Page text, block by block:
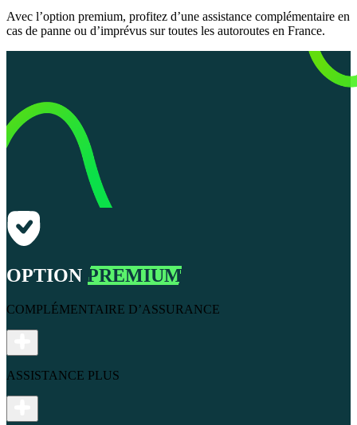
Avec l’option premium, profitez d’une assistance complémentaire en
cas de panne ou d’imprévus sur toutes les autoroutes en France.
OPTION PREMIUM
COMPLÉMENTAIRE D’ASSURANCE
ASSISTANCE PLUS